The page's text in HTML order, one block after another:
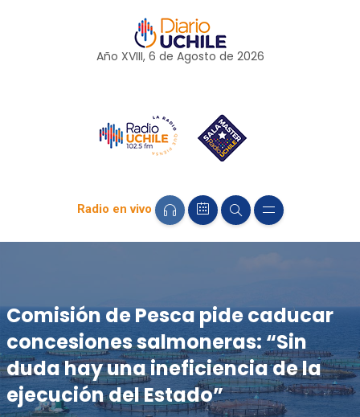
Año XVIII, 6 de Agosto de 2026
Radio en vivo
Comisión de Pesca pide caducar
concesiones salmoneras: “Sin
duda hay una ineficiencia de la
ejecución del Estado”